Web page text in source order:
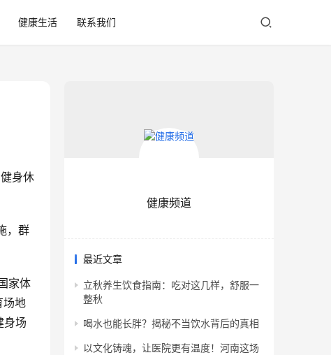
健康生活 联系我们
身休
，群
家体
场地
身场
健康频道
最近文章
立秋养生饮食指南：吃对这几样，舒服一
整秋
喝水也能长胖？揭秘不当饮水背后的真相
以文化铸魂，让医院更有温度！河南这场